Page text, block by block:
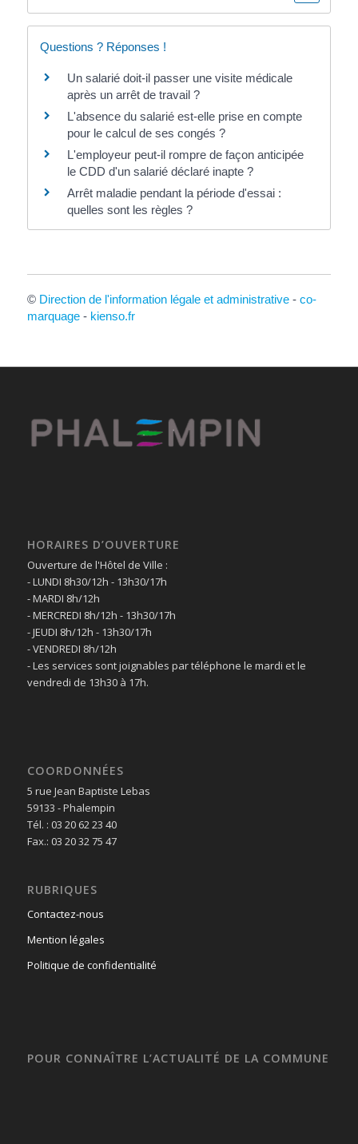
Questions ? Réponses !
Un salarié doit-il passer une visite médicale
après un arrêt de travail ?
L'absence du salarié est-elle prise en compte
pour le calcul de ses congés ?
L'employeur peut-il rompre de façon anticipée
le CDD d'un salarié déclaré inapte ?
Arrêt maladie pendant la période d'essai :
quelles sont les règles ?
© Direction de l'information légale et administrative- co-
marquage- kienso.fr
HORAIRES D’OUVERTURE
Ouverture de l'Hôtel de Ville :
- LUNDI 8h30/12h - 13h30/17h
- MARDI 8h/12h
- MERCREDI 8h/12h - 13h30/17h
- JEUDI 8h/12h - 13h30/17h
- VENDREDI 8h/12h
- Les services sont joignables par téléphone le mardi et le
vendredi de 13h30 à 17h.
COORDONNÉES
5 rue Jean Baptiste Lebas
59133 - Phalempin
Tél. : 03 20 62 23 40
Fax.: 03 20 32 75 47
RUBRIQUES
Contactez-nous
Mention légales
Politique de confidentialité
POUR CONNAÎTRE L’ACTUALITÉ DE LA COMMUNE